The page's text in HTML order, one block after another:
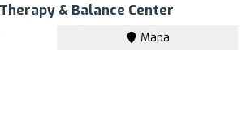
& Balance Center
Mapa